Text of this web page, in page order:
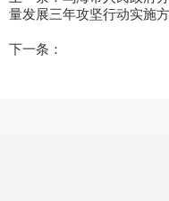
量发展三年攻坚行动实施
下一条：